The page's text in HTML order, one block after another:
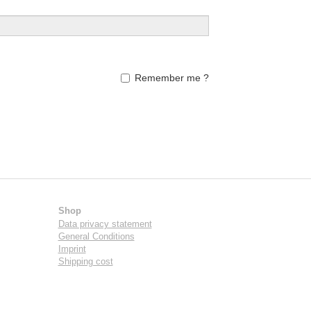
Remember me ?
Shop
Data privacy statement
General Conditions
Imprint
Shipping cost